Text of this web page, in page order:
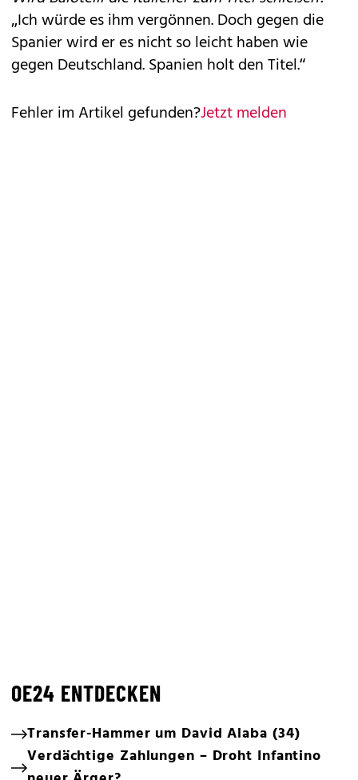
„Ich würde es ihm vergönnen. Doch gegen die
Spanier wird er es nicht so leicht haben wie
gegen Deutschland. Spanien holt den Titel.“
Fehler im Artikel gefunden?Jetzt melden
OE24 ENTDECKEN
Transfer-Hammer um David Alaba (34)
Verdächtige Zahlungen – Droht Infantino